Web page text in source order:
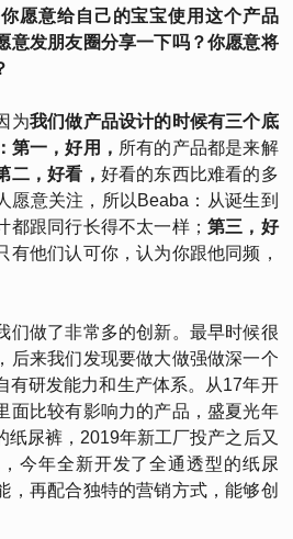
愿意给自己的宝宝使用这个产品
意发朋友圈分享一下吗？你愿意将
为我们做产品设计的时候有三个底
第一，好用， 所有的产品都是来解
二，好看， 好看的东西比难看的多
愿意关注，所以Beaba：从诞生到
都跟同行长得不太一样； 第三，好
有他们认可你，认为你跟他同频，
们做了非常多的创新。最早时候很
后来我们发现要做大做强做深一个
有研发能力和生产体系。从17年开
面比较有影响力的产品，盛夏光年
纸尿裤，2019年新工厂投产之后又
今年全新开发了全通透型的纸尿
，再配合独特的营销方式，能够创